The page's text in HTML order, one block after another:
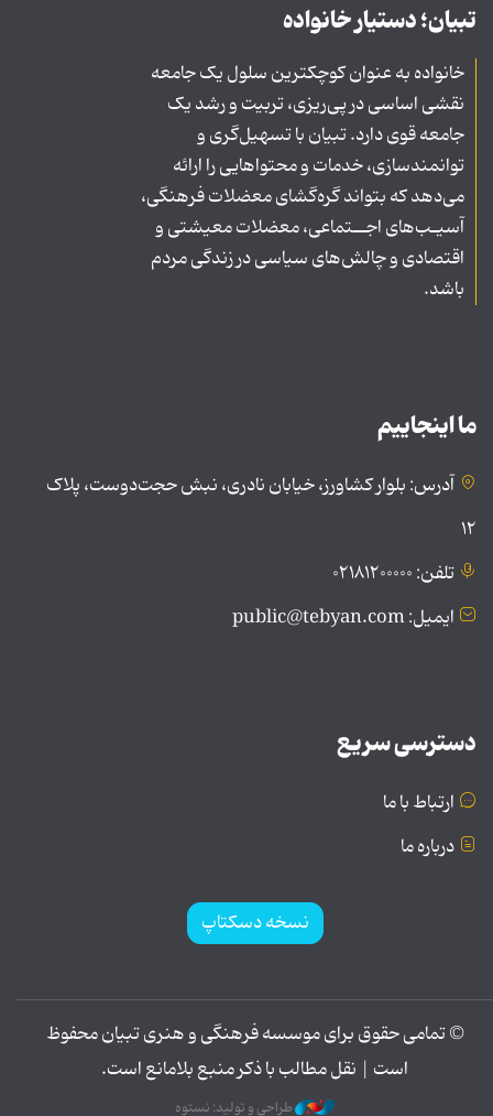
تبیان؛ دستیار خانواده
خانواده به عنوان کوچکترین سلول یک جامعه
نقشی اساسی در پی‌ریزی، تربیت و رشد یک
جامعه قوی دارد. تبیان با تسهیل‌گری و
توانمندسازی، خدمات و محتواهایی را ارائه
می‌دهد که بتواند گره‌گشای معضلات فرهنگی،
آسیـب‌های اجــتماعی، معضلات معیشتی و
اقتصادی و چالش‌های سیاسی در زندگی مردم
باشد.
ما اینجاییم
آدرس: بلوار کشاورز، خیابان نادری، نبش حجت‌دوست، پلاک
۱۲
تلفن: ۰۲۱۸۱۲۰۰۰۰۰
ایمیل: public@tebyan.com
دسترسی سریع
ارتباط با ما
درباره ما
نسخه دسکتاپ
© تمامی حقوق برای موسسه فرهنگی و هنری تبیان محفوظ
است | نقل مطالب با ذکر منبع بلامانع است.
طراحی و تولید: نستوه